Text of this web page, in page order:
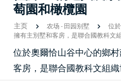
萄園和橄欖園
主页 农场-田园别墅
位
擁有主別墅和客房，是聯合國教科文
位於奧爾恰山谷中心的鄉
客房，是聯合國教科文組